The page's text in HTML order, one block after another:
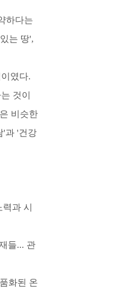
하다는
는 땅',
였다.
것이
비슷한
'과 '건강
과 시
들... 관
화된 온